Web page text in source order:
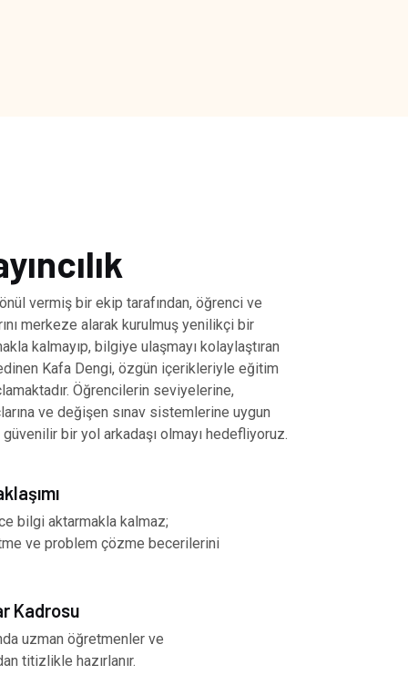
vermiş bir ekip tarafından, öğrenci ve
merkeze alarak kurulmuş yenilikçi bir
kalmayıp, bilgiye ulaşmayı kolaylaştıran
Kafa Dengi, özgün içerikleriyle eğitim
Öğrencilerin seviyelerine,
ve değişen sınav sistemlerine uygun
bir yol arkadaşı olmayı hedefliyoruz.
bilgi aktarmakla kalmaz;
ve problem çözme becerilerini
Kadrosu
uzman öğretmenler ve
titizlikle hazırlanır.